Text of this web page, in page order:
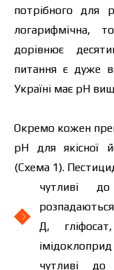
потрібного для
логарифмічна,
дорівнює
питання є дуже
Україні має рН
Окремо кожен
рН для якісної
(Схема 1).
чутливі
Д,
імідоклоприд
чутливі до